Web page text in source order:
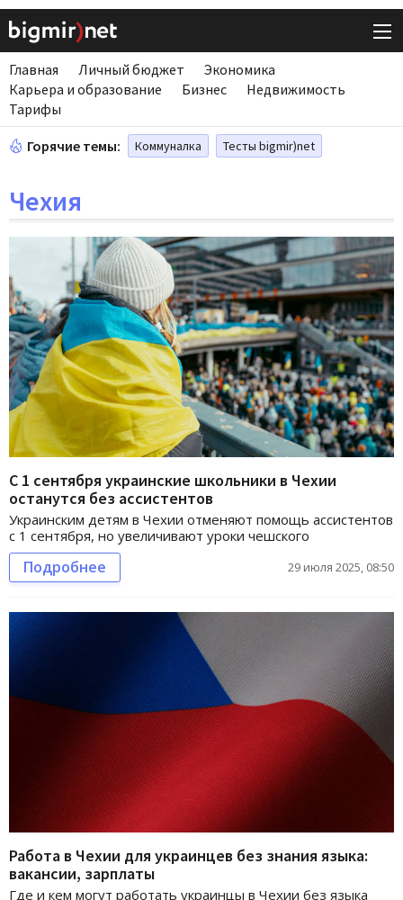
Главная Личный бюджет
Экономика
Карьера и образование
Бизнес
Недвижимость
Тарифы
Горячие темы: Коммуналка Тесты bigmir)net
Чехия
С 1 сентября украинские школьники в Чехии
останутся без ассистентов
Украинским детям в Чехии отменяют помощь ассистентов
с 1 сентября, но увеличивают уроки чешского
Подробнее 29 июля 2025, 08:50
Работа в Чехии для украинцев без знания языка:
вакансии, зарплаты
Где и кем могут работать украинцы в Чехии без языка